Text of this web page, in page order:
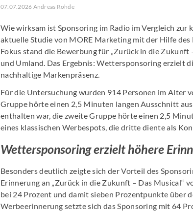
07.07.2026 Andreas Rohde
Wie wirksam ist Sponsoring im Radio im Vergleich zur
aktuelle Studie von MORE Marketing mit der Hilfe
Fokus stand die Bewerbung für „Zurück in die Zukunft
und Umland. Das Ergebnis: Wettersponsoring erzielt
nachhaltige Markenpräsenz.
Für die Untersuchung wurden 914 Personen im Alter
Gruppe hörte einen 2,5 Minuten langen Ausschnitt
enthalten war, die zweite Gruppe hörte einen 2,5
eines klassischen Werbespots, die dritte diente als
Wettersponsoring erzielt höhere
Besonders deutlich zeigte sich der Vorteil des
Erinnerung an „Zurück in die Zukunft – Das Musical“
bei 24 Prozent und damit sieben Prozentpunkte über
Werbeerinnerung setzte sich das Sponsoring mit 64